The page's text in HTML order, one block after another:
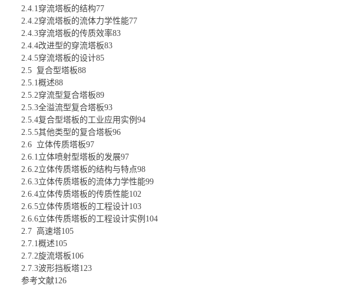
2.4.1穿流塔板的结构77
2.4.2穿流塔板的流体力学性能77
2.4.3穿流塔板的传质效率83
2.4.4改进型的穿流塔板83
2.4.5穿流塔板的设计85
2.5 复合型塔板88
2.5.1概述88
2.5.2穿流型复合塔板89
2.5.3全溢流型复合塔板93
2.5.4复合型塔板的工业应用实例94
2.5.5其他类型的复合塔板96
2.6 立体传质塔板97
2.6.1立体喷射型塔板的发展97
2.6.2立体传质塔板的结构与特点98
2.6.3立体传质塔板的流体力学性能99
2.6.4立体传质塔板的传质性能102
2.6.5立体传质塔板的工程设计103
2.6.6立体传质塔板的工程设计实例104
2.7 高速塔105
2.7.1概述105
2.7.2旋流塔板106
2.7.3波形挡板塔123
参考文献126